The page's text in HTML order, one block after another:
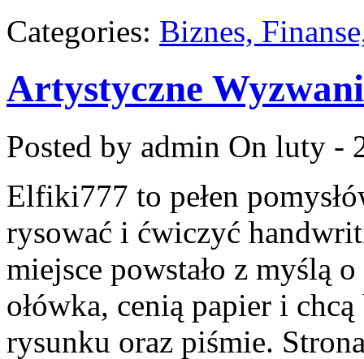
Categories: Biznes,
Artystyczne
Posted by admin On luty -
Elfiki777 to pełen
rysować i ćwiczyć
miejsce powstało z myślą
ołówka, cenią papier i
rysunku oraz piśmie.